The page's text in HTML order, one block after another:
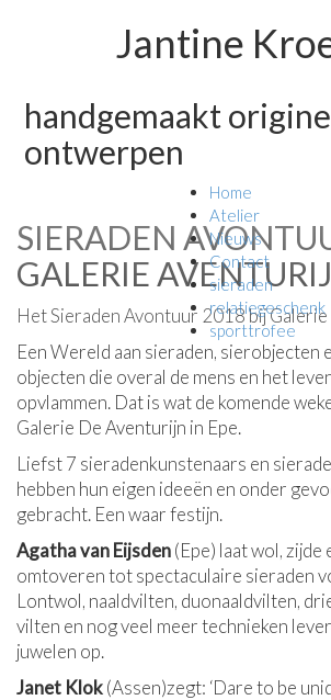
Jantine
handgemaakt
ontwerpen
Home
Atelier
Nieuws
Contact
sieraden
relatiegeschenk
sporttrofee
SIERADEN
GALERIE
Het Sieraden Avontuur 2018 bij
Een Wereld aan sieraden, sierobjecten
objecten die overal de mens en het
opvlammen. Dat is wat de komende
Galerie De Aventurijn in Epe.
Liefst 7 sieradenkunstenaars en
hebben hun eigen ideeën en onder
gebracht. Een waar festijn.
Agatha van Eijsden(Epe) laat wol, zijde
omtoveren tot spectaculaire sieraden
Lontwol, naaldvilten, duonaaldvilten,
vilten en nog veel meer technieken
juwelen op.
Janet Klok(Assen)zegt: ‘Dare to be